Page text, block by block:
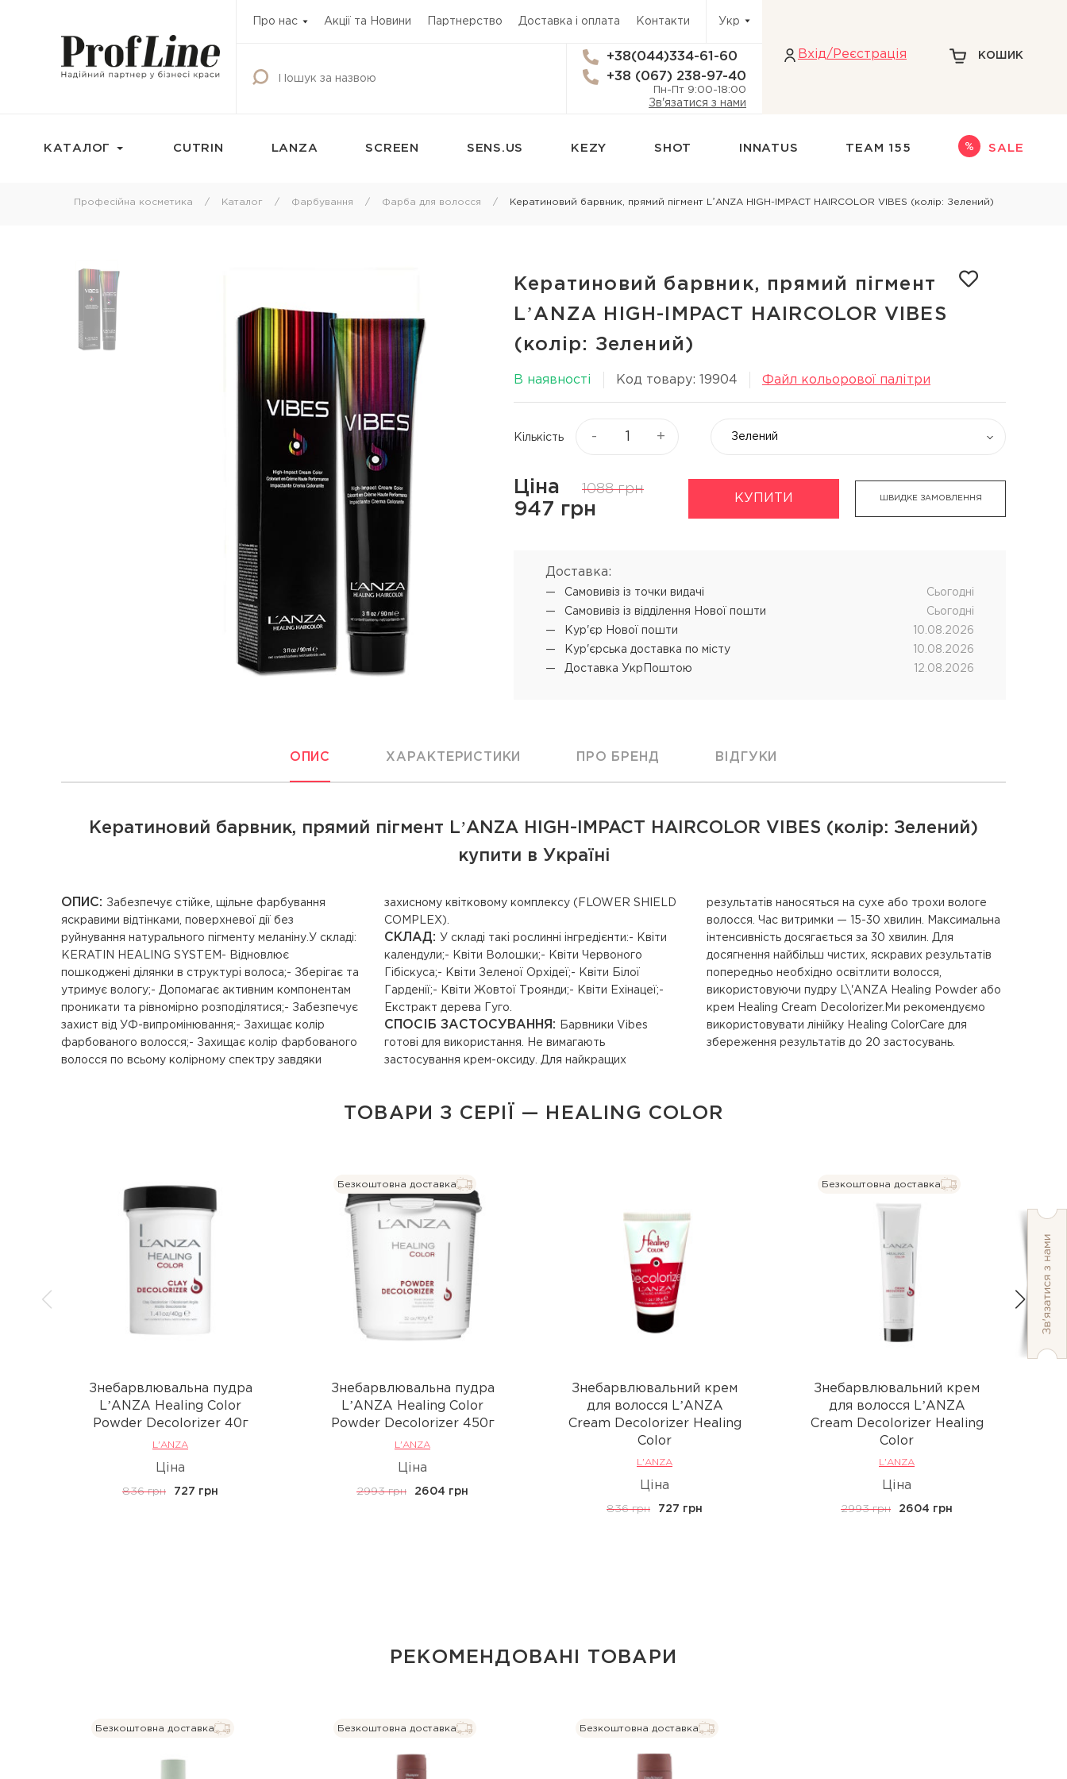
Про нас Акції та Новини Партнерство Доставка і оплата Контакти Укр
+38(044)334-61-60
+38 (067) 238-97-40
Пн-Пт 9:00-18:00
Зв'язатися з нами
Вхiд/Реєстрація КОШИК
КАТАЛОГ
Окисник
Маска тонуюча для волосся
Камуфляж для волосся
Маски для волосся
Олії для волосся
Спрей для волосся
Ампули для волосся
Показати ще
Мус для волосся
Спрей для укладки волосся
Лікування шкіри голови
Лосьйон для шкіри голови
ТЕРМОЗАХИСТ
ДЛЯ БЛОНДИНОК
Догляд за шкірою
L'ANZA Keratin Healing Oil
SENSUS реконструкція
кератинове відновлення
SHOT BI POWER миттєве
Концентрат-відновник CUTRIN MUOTO біозавивка
CUTRIN LANZA SCREEN SENS.US KEZY SHOT INNATUS TEAM 155 SALE
Професійна косметика Каталог Фарбування Фарба для волосся Кератиновий барвник, прямий пігмент LʼANZA HIGH-IMPACT HAIRCOLOR VIBES (колір: Зелений)
Кератиновий барвник, прямий пігмент
LʼANZA HIGH-IMPACT HAIRCOLOR VIBES
(колір: Зелений)
В наявності Код товару: 19904 Файл кольорової палітри
Кількість - + Зелений
Ціна 1088 грн
947 грн
КУПИТИ ШВИДКЕ ЗАМОВЛЕННЯ
Доставка:
Самовивіз iз точки видачі
Cьогодні
Самовивіз iз відділення Нової пошти
Cьогодні
Кур'єр Нової пошти
10.08.2026
Кур'єрська доставка по місту
10.08.2026
Доставка УкрПоштою
12.08.2026
ОПИС ХАРАКТЕРИСТИКИ ПРО БРЕНД ВІДГУКИ
Кератиновий барвник, прямий пігмент LʼANZA HIGH-IMPACT HAIRCOLOR VIBES (колір: Зелений)
купити в Україні
ОПИС: Забезпечує стійке, щільне фарбування
яскравими відтінками, поверхневої дії без
руйнування натурального пігменту меланіну.У складі:
КERATIN HEALING SYSTEM- Відновлює
пошкоджені ділянки в структурі волоса;- Зберігає та
утримує вологу;- Допомагає активним компонентам
проникати та рівномірно розподілятися;- Забезпечує
захист від УФ-випромінювання;- Захищає колір
фарбованого волосся;- Захищає колір фарбованого
волосся по всьому колірному спектру завдяки
захисному квітковому комплексу (FLOWER SHIELD
COMPLEX).
СКЛАД: У складі такі рослинні інгредієнти:- Квіти
календули;- Квіти Волошки;- Квіти Червоного
Гібіскуса;- Квіти Зеленої Орхідеї;- Квіти Білої
Гарденії;- Квіти Жовтої Троянди;- Квіти Ехінацеї;-
Екстракт дерева Гуго.
СПОСІБ ЗАСТОСУВАННЯ:
Барвники Vibes
готові для використання. Не вимагають
застосування крем-оксиду. Для найкращих
результатів наносяться на сухе або трохи вологе
волосся. Час витримки — 15-30 хвилин. Максимальна
інтенсивність досягається за 30 хвилин. Для
досягнення найбільш чистих, яскравих результатів
попередньо необхідно освітлити волосся,
використовуючи пудру L\'ANZA Healing Powder або
крем Healing Cream Decolorizer.Ми рекомендуємо
використовувати лінійку Healing ColorCare для
збереження результатів до 20 застосувань.
ТОВАРИ З СЕРІЇ — HEALING COLOR
Знебарвлювальна пудра
LʼANZA Healing Color
Powder Decolorizer 40г
L'ANZA
Ціна
836 грн 727 грн
Безкоштовна доставка
Знебарвлювальна пудра
LʼANZA Healing Color
Powder Decolorizer 450г
L'ANZA
Ціна
2993 грн 2604 грн
Знебарвлювальний крем
для волосся LʼANZA
Cream Decolorizer Healing
Color
L'ANZA
Ціна
836 грн 727 грн
Безкоштовна доставка
Знебарвлювальний крем
для волосся LʼANZA
Cream Decolorizer Healing
Color
L'ANZA
Ціна
2993 грн 2604 грн
РЕКОМЕНДОВАНІ ТОВАРИ
Безкоштовна доставка Безкоштовна доставка Безкоштовна доставка